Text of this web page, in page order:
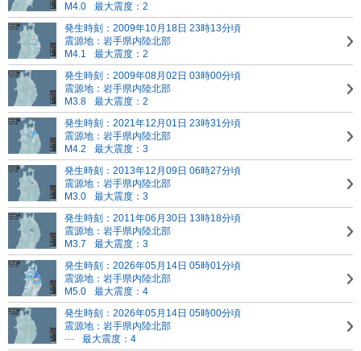
M4.0
最大震度：2
発生時刻：2009年10月18日 23時13分頃
震源地：岩手県内陸北部
M4.1
最大震度：2
発生時刻：2009年08月02日 03時00分頃
震源地：岩手県内陸北部
M3.8
最大震度：2
発生時刻：2021年12月01日 23時31分頃
震源地：岩手県内陸北部
M4.2
最大震度：3
発生時刻：2013年12月09日 06時27分頃
震源地：岩手県内陸北部
M3.0
最大震度：3
発生時刻：2011年06月30日 13時18分頃
震源地：岩手県内陸北部
M3.7
最大震度：3
発生時刻：2026年05月14日 05時01分頃
震源地：岩手県内陸北部
M5.0
最大震度：4
発生時刻：2026年05月14日 05時00分頃
震源地：岩手県内陸北部
---
最大震度：4